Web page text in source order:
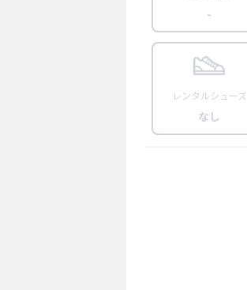
-
レンタルシューズ
なし